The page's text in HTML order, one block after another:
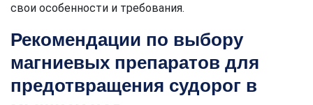
свои особенности и требования.
Рекомендации по выбору
магниевых препаратов для
предотвращения судорог в